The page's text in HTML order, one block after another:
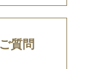
質問